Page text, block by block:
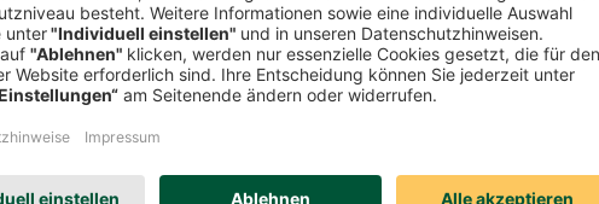
in Unternehmen (Aktien und Unternehmensanleihen)
bewerten und nicht nur Emissionswerte zu betrachten, da in der
sich ambitionierte Ziele im Einklang mit den internationalen
Unternehmen bzw. Projekte (u.a. Sektoren Utilities, Materials,
an die Ziele – die von der Ratingagentur ISS ESG überprüft
dieses Portfolio der DEVK bis 2050 festgelegt, da sich alle investierten
bis 2040 in den Kapitalanlagen festgelegt.
Für die
der wir uns in den nächsten Jahren stellen. Für den